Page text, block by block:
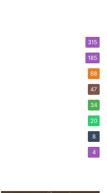
315
185
68
47
34
20
8
4